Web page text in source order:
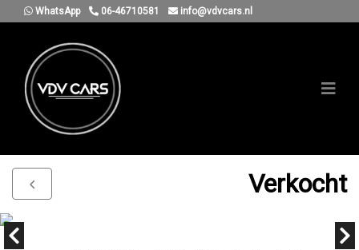
WhatsApp 06-46710581 info@vdvcars.nl
Verkocht